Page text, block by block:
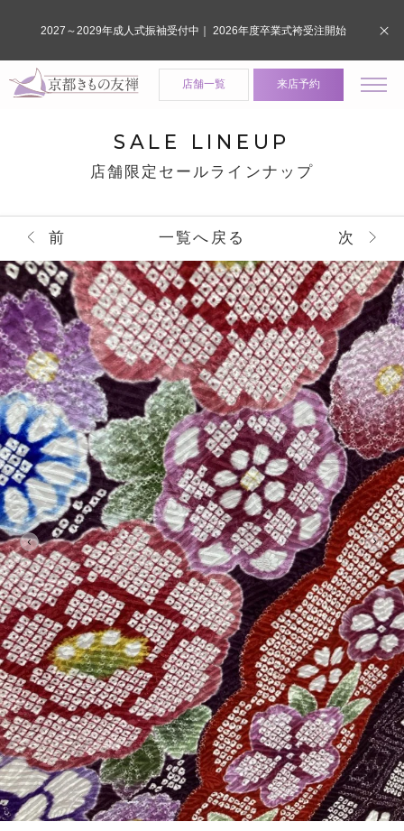
店舗一覧 来店予約
SALE LINEUP
店舗限定セールラインナップ
前 一覧へ戻る 次
2027～2029年成人式振袖受付中｜ 2026年度卒業式袴受注開始